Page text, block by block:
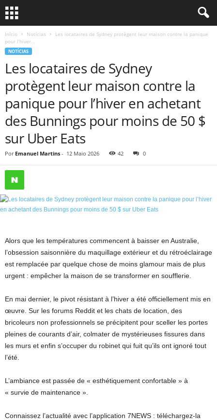
Início Notícias
Les locataires de Sydney protègent leur maison contre la panique
pour l’hiver...
NOTÍCIAS
Les locataires de Sydney
protègent leur maison contre la
panique pour l’hiver en achetant
des Bunnings pour moins de 50 $
sur Uber Eats
Por Emanuel Martins - 12 Maio 2026 42 0
Alors que les températures commencent à baisser en Australie,
l’obsession saisonnière du maquillage extérieur et du rétroéclairage
est remplacée par quelque chose de moins glamour mais de plus
urgent : empêcher la maison de se transformer en soufflerie.
En mai dernier, le pivot résistant à l’hiver a été officiellement mis en
œuvre. Sur les forums Reddit et les chats de location, des
bricoleurs non professionnels se précipitent pour sceller les portes
pleines de courants d’air, colmater de mystérieuses fissures dans
les murs et enfin s’occuper du robinet qui fuit qu’ils ont ignoré tout
l’été.
L’ambiance est passée de « esthétiquement confortable » à
« survie de maintenance ».
Connaissez l’actualité avec l’application 7NEWS : téléchargez-la